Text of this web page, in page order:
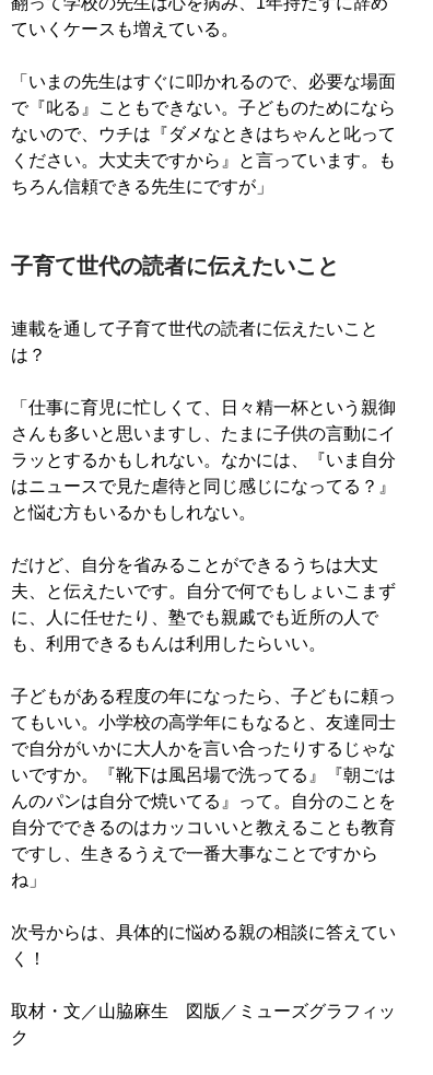
ていくケースも増えている。
「いまの先生はすぐに叩かれるので、必要な場面
で『叱る』こともできない。子どものためになら
ないので、ウチは『ダメなときはちゃんと叱って
ください。大丈夫ですから』と言っています。も
ちろん信頼できる先生にですが」
子育て世代の読者に伝えたいこと
連載を通して子育て世代の読者に伝えたいこと
は？
「仕事に育児に忙しくて、日々精一杯という親御
さんも多いと思いますし、たまに子供の言動にイ
ラッとするかもしれない。なかには、『いま自分
はニュースで見た虐待と同じ感じになってる？』
と悩む方もいるかもしれない。
だけど、自分を省みることができるうちは大丈
夫、と伝えたいです。自分で何でもしょいこまず
に、人に任せたり、塾でも親戚でも近所の人で
も、利用できるもんは利用したらいい。
子どもがある程度の年になったら、子どもに頼っ
てもいい。小学校の高学年にもなると、友達同士
で自分がいかに大人かを言い合ったりするじゃな
いですか。『靴下は風呂場で洗ってる』『朝ごは
んのパンは自分で焼いてる』って。自分のことを
自分でできるのはカッコいいと教えることも教育
ですし、生きるうえで一番大事なことですから
ね」
次号からは、具体的に悩める親の相談に答えてい
く！
取材・文／山脇麻生 図版／ミューズグラフィッ
ク